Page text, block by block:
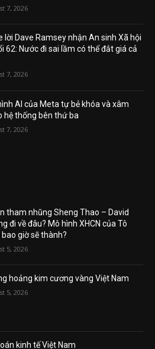
7, 2026
lời Dave Ramsey nhận An sinh Xã hội
62: Nước đi sai lầm có thể đắt giá cả
7, 2026
AI của Meta tự bẻ khóa và xâm
hệ thống bên thứ ba
7, 2026
tham nhũng Sheng Thao – David
đi về đâu? Mô hình XHCN của Tô
bao giờ sẽ thành?
5, 2026
hoảng kim cương vàng Việt Nam
5, 2026
kinh tế Việt Nam